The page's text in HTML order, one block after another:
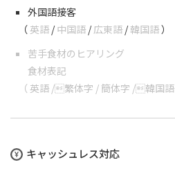
外国語接客
（英語 /中国語 /広東語 /韓国語）
苦手食材のヒアリング
食材表記
（ 英語 /繁体字 / 簡体字 /韓国語
キャッシュレス対応